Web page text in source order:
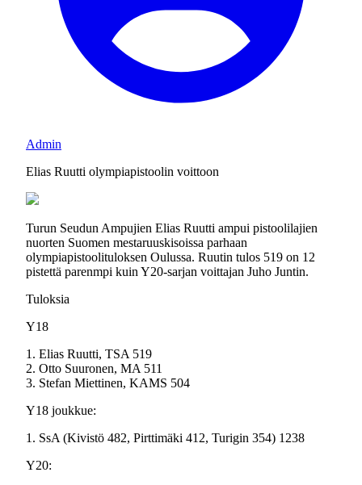
Admin
Elias Ruutti olympiapistoolin voittoon
Turun Seudun Ampujien Elias Ruutti ampui pistoolilajien
nuorten Suomen mestaruuskisoissa parhaan
olympiapistoolituloksen Oulussa. Ruutin tulos 519 on 12
pistettä parenmpi kuin Y20-sarjan voittajan Juho Juntin.
Tuloksia
Y18
1. Elias Ruutti, TSA 519
2. Otto Suuronen, MA 511
3. Stefan Miettinen, KAMS 504
Y18 joukkue:
1. SsA (Kivistö 482, Pirttimäki 412, Turigin 354) 1238
Y20: